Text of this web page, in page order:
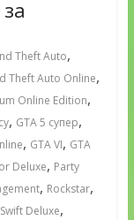
Theft Auto,
Theft Auto Online,
Online Edition,
, GTA 5 супер,
, GTA VI, GTA
Deluxe, Party
, Rockstar,
Swift Deluxe,